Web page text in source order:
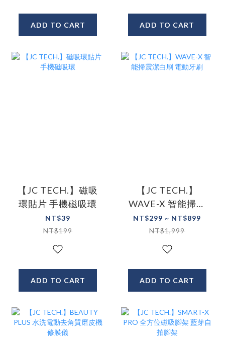
ADD TO CART ADD TO CART
【JC TECH.】磁吸
環貼片 手機磁吸環
NT$39
NT$199
ADD TO CART
【JC TECH.】
WAVE-X 智能掃震
潔白刷 電動牙刷
NT$299 ~ NT$899
NT$1,999
ADD TO CART